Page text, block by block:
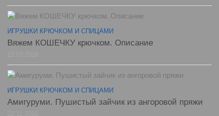
ИГРУШКИ КРЮЧКОМ И СПИЦАМИ
Вяжем КОШЕЧКУ крючком. Описание
ИГРУШКИ КРЮЧКОМ И СПИЦАМИ
Амигуруми. Пушистый зайчик из ангоровой пряжи